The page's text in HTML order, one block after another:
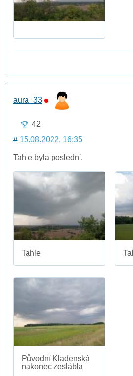
aura_33
42
# 15.08.2022, 16:35
Tahle byla poslední.
Tahle
Původní Kladenská
nakonec zeslábla